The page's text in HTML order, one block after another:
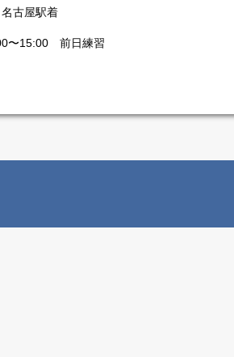
古屋駅着
〜15:00 前日練習